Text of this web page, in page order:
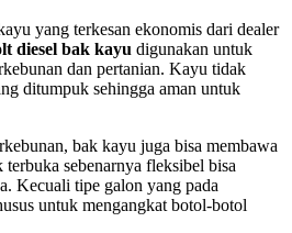
yang terkesan ekonomis dari dealer
diesel bak kayu digunakan untuk
dan pertanian. Kayu tidak
ditumpuk sehingga aman untuk
bak kayu juga bisa membawa
sebenarnya fleksibel bisa
Kecuali tipe galon yang pada
untuk mengangkat botol-botol